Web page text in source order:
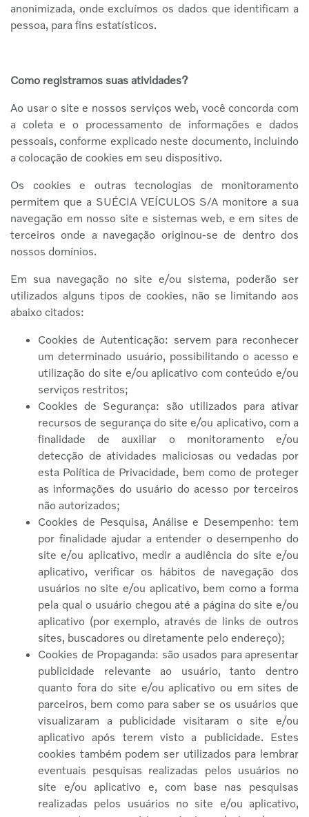
anonimizada, onde excluímos os dados que identificam a
pessoa, para fins estatísticos.
Como registramos suas atividades?
Ao usar o site e nossos serviços web, você concorda com
a coleta e o processamento de informações e dados
pessoais, conforme explicado neste documento, incluindo
a colocação de cookies em seu dispositivo.
Os cookies e outras tecnologias de monitoramento
permitem que a SUÉCIA VEÍCULOS S/A monitore a sua
navegação em nosso site e sistemas web, e em sites de
terceiros onde a navegação originou-se de dentro dos
nossos domínios.
Em sua navegação no site e/ou sistema, poderão ser
utilizados alguns tipos de cookies, não se limitando aos
abaixo citados:
Cookies de Autenticação: servem para reconhecer
um determinado usuário, possibilitando o acesso e
utilização do site e/ou aplicativo com conteúdo e/ou
serviços restritos;
Cookies de Segurança: são utilizados para ativar
recursos de segurança do site e/ou aplicativo, com a
finalidade de auxiliar o monitoramento e/ou
detecção de atividades maliciosas ou vedadas por
esta Política de Privacidade, bem como de proteger
as informações do usuário do acesso por terceiros
não autorizados;
Cookies de Pesquisa, Análise e Desempenho: tem
por finalidade ajudar a entender o desempenho do
site e/ou aplicativo, medir a audiência do site e/ou
aplicativo, verificar os hábitos de navegação dos
usuários no site e/ou aplicativo, bem como a forma
pela qual o usuário chegou até a página do site e/ou
aplicativo (por exemplo, através de links de outros
sites, buscadores ou diretamente pelo endereço);
Cookies de Propaganda: são usados para apresentar
publicidade relevante ao usuário, tanto dentro
quanto fora do site e/ou aplicativo ou em sites de
parceiros, bem como para saber se os usuários que
visualizaram a publicidade visitaram o site e/ou
aplicativo após terem visto a publicidade. Estes
cookies também podem ser utilizados para lembrar
eventuais pesquisas realizadas pelos usuários no
site e/ou aplicativo e, com base nas pesquisas
realizadas pelos usuários no site e/ou aplicativo,